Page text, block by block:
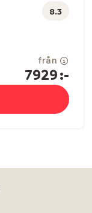
8.3
från
7929:-